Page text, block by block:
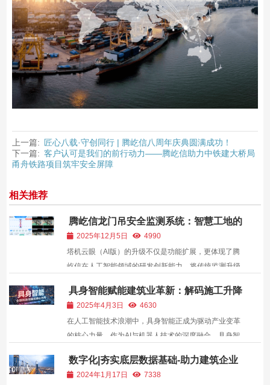
上一篇:
匠心八载·守创同行 | 腾屹信八周年庆典圆满成功！
下一篇: 客户认可是我们的前行动力——腾屹信助力中铁建大桥局
甬舟铁路项目筑牢安全屏障
相关推荐
腾屹信龙门吊安全监测系统：智慧工地的
安全革命
2025年12月5日
4990
塔机云眼（AI版）的升级不仅是功能扩展，更体现了腾
屹信在人工智能领域的研发创新能力。将传统监测升级
低人为失误风险，提升作业安全性。
具身智能赋能建筑业革新：解码施工升降
机具身智能驾驶员的进化之路
2025年4月3日
4630
在人工智能技术浪潮中，具身智能正成为驱动产业变革
的核心力量。作为AI与机器人技术的深度融合，具身智
行动的闭环，标志着AI从虚拟推理迈向物理操作的关键
跨越。 这一趋势不仅被写入2025年国务院政府工作报
数字化|夯实底层数据基础-助力建筑企业
构建数据资产管理体系！
2024年1月17日
7338